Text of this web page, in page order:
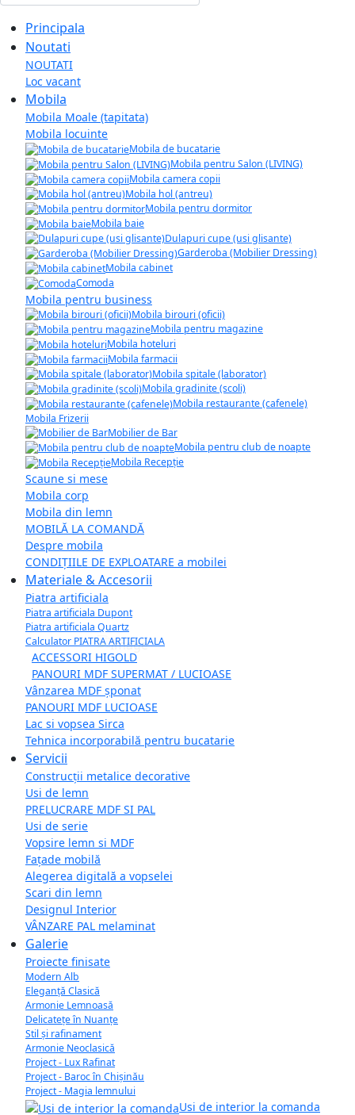
Principala
Noutati
NOUTATI
Loc vacant
Mobila
Mobila Moale (tapitata)
Mobila locuinte
Mobila de bucatarie
Mobila pentru Salon (LIVING)
Mobila camera copii
Mobila hol (antreu)
Mobila pentru dormitor
Mobila baie
Dulapuri cupe (usi glisante)
Garderoba (Mobilier Dressing)
Mobila cabinet
Comoda
Mobila pentru business
Mobila birouri (oficii)
Mobila pentru magazine
Mobila hoteluri
Mobila farmacii
Mobila spitale (laborator)
Mobila gradinite (scoli)
Mobila restaurante (cafenele)
Mobila Frizerii
Mobilier de Bar
Mobila pentru club de noapte
Mobila Recepție
Scaune si mese
Mobila corp
Mobila din lemn
MOBILĂ LA COMANDĂ
Despre mobila
CONDIȚIILE DE EXPLOATARE a mobilei
Materiale & Accesorii
Piatra artificiala
Piatra artificiala Dupont
Piatra artificiala Quartz
Calculator PIATRA ARTIFICIALA
ACCESSORI HIGOLD
PANOURI MDF SUPERMAT / LUCIOASE
Vânzarea MDF șponat
PANOURI MDF LUCIOASE
Lac si vopsea Sirca
Tehnica incorporabilă pentru bucatarie
Servicii
Construcții metalice decorative
Usi de lemn
PRELUCRARE MDF SI PAL
Usi de serie
Vopsire lemn si MDF
Fațade mobilă
Alegerea digitală a vopselei
Scari din lemn
Designul Interior
VÂNZARE PAL melaminat
Galerie
Proiecte finisate
Modern Alb
Eleganță Clasică
Armonie Lemnoasă
Delicatețe în Nuanțe
Stil și rafinament
Armonie Neoclasică
Project - Lux Rafinat
Project - Baroc în Chișinău
Project - Magia lemnului
Usi de interior la comanda